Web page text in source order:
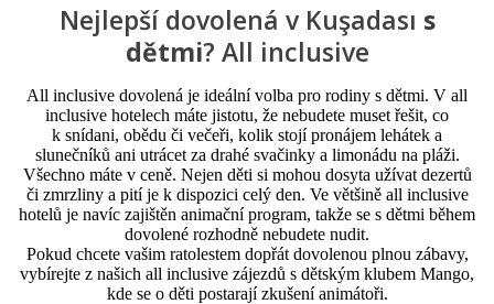
Nejlepší dovolená v Kuşadası s
dětmi? All inclusive
All inclusive dovolená je ideální volba pro rodiny s dětmi. V all
inclusive hotelech máte jistotu, že nebudete muset řešit, co
k snídani, obědu či večeři, kolik stojí pronájem lehátek a
slunečníků ani utrácet za drahé svačinky a limonádu na pláži.
Všechno máte v ceně. Nejen děti si mohou dosyta užívat dezertů
či zmrzliny a pití je k dispozici celý den. Ve většině all inclusive
hotelů je navíc zajištěn animační program, takže se s dětmi během
dovolené rozhodně nebudete nudit.
Pokud chcete vašim ratolestem dopřát dovolenou plnou zábavy,
vybírejte z našich all inclusive zájezdů s dětským klubem Mango,
kde se o děti postarají zkušení animátoři.